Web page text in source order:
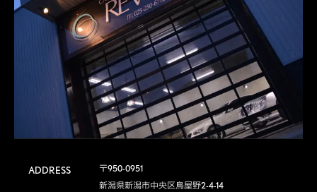
ADDRESS
〒950-0951
新潟県新潟市中央区鳥屋野2-4-14